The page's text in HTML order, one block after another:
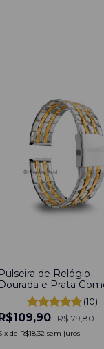
Pulseira de Relógio
Dourada e Prata
Feito de Aço Inoxidável
Bicolor Gold 22mm(10)
R$109,90 R$179,80
x de R$18,32 sem juros